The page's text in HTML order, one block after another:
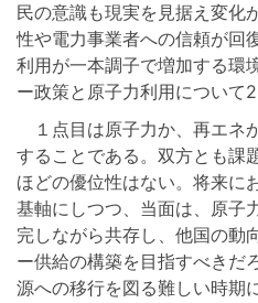
民の意識も現実を見据え変化
性や電力事業者への信頼が回
利用が一本調子で増加する環
ー政策と原子力利用について
１点目は原子力か、再エネ
することである。双方とも課
ほどの優位性はない。将来に
基軸にしつつ、当面は、原子
完しながら共存し、他国の動
ー供給の構築を目指すべきだ
源への移行を図る難しい時期